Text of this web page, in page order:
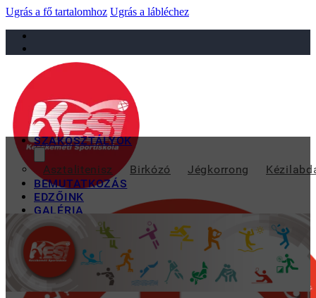
Ugrás a fő tartalomhoz Ugrás a lábléchez
sportiskola@juniorsportkft.hu
SZAKOSZTÁLYOK
Asztalitenisz Birkózó Jégkorrong
BEMUTATKOZÁS
EDZŐINK
GALÉRIA
TAO
KAPCSOLAT